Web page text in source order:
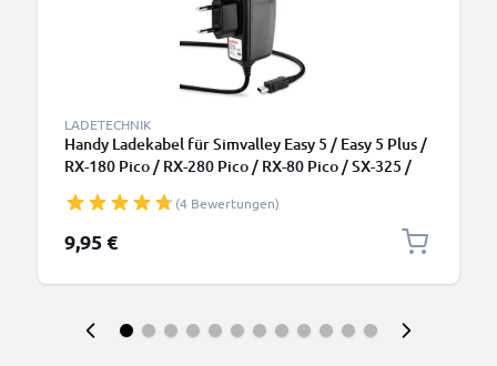
LADETECHNIK
Handy Ladekabel für Simvalley Easy 5 / Easy 5 Plus /
RX-180 Pico / RX-280 Pico / RX-80 Pico / SX-325 /
Mini USB Ladegerät 1.1m, Handyladekabel
(4 Bewertungen)
9,95 €